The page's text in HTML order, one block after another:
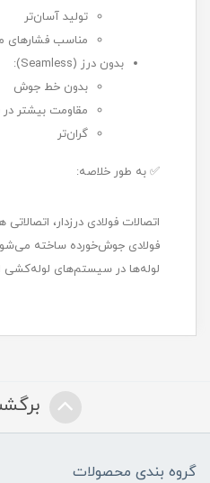
تولید آسان‌تر
مناسب فشارهای
بدون درز (Seamless):
بدون خط جوش
مقاومت بیشتر در
گران‌تر
✅ به طور خلاصه:
اتصالات فولادی درزدار،
فولادی جوش‌خورده ساخته
لوله‌ها در سیستم‌های لوله‌کشی
گروه بندی محصولات